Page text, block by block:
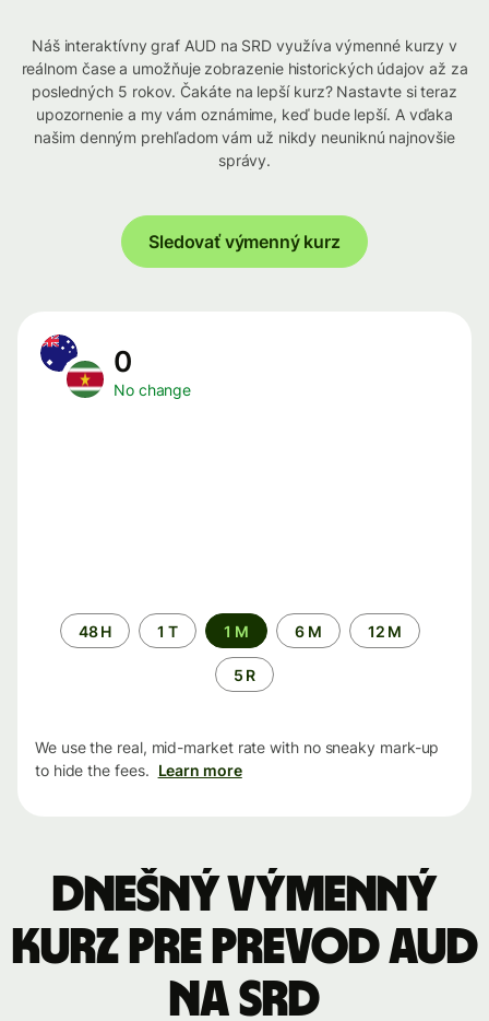
Náš interaktívny graf AUD na SRD využíva výmenné kurzy v
reálnom čase a umožňuje zobrazenie historických údajov až za
posledných 5 rokov. Čakáte na lepší kurz? Nastavte si teraz
upozornenie a my vám oznámime, keď bude lepší. A vďaka
našim denným prehľadom vám už nikdy neuniknú najnovšie
správy.
Sledovať výmenný kurz
0
No change
Time
period
48 H 1 T 1 M 6 M 12 M
5 R
We use the real, mid-market rate with no sneaky mark-up
to hide the fees. Learn more
Dnešný výmenný
kurz pre prevod AUD
na SRD